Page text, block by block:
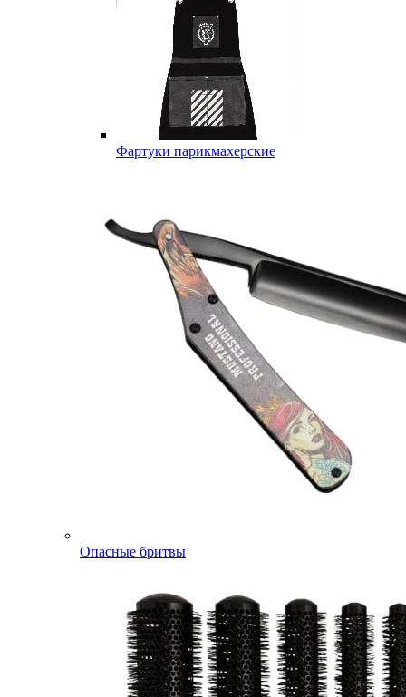
Фартуки парикмахерские
Опасные бритвы